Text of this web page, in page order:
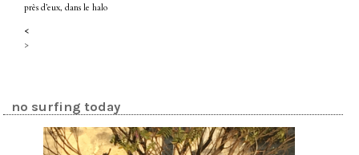
près d’eux, dans le halo
<
>
no surfing today